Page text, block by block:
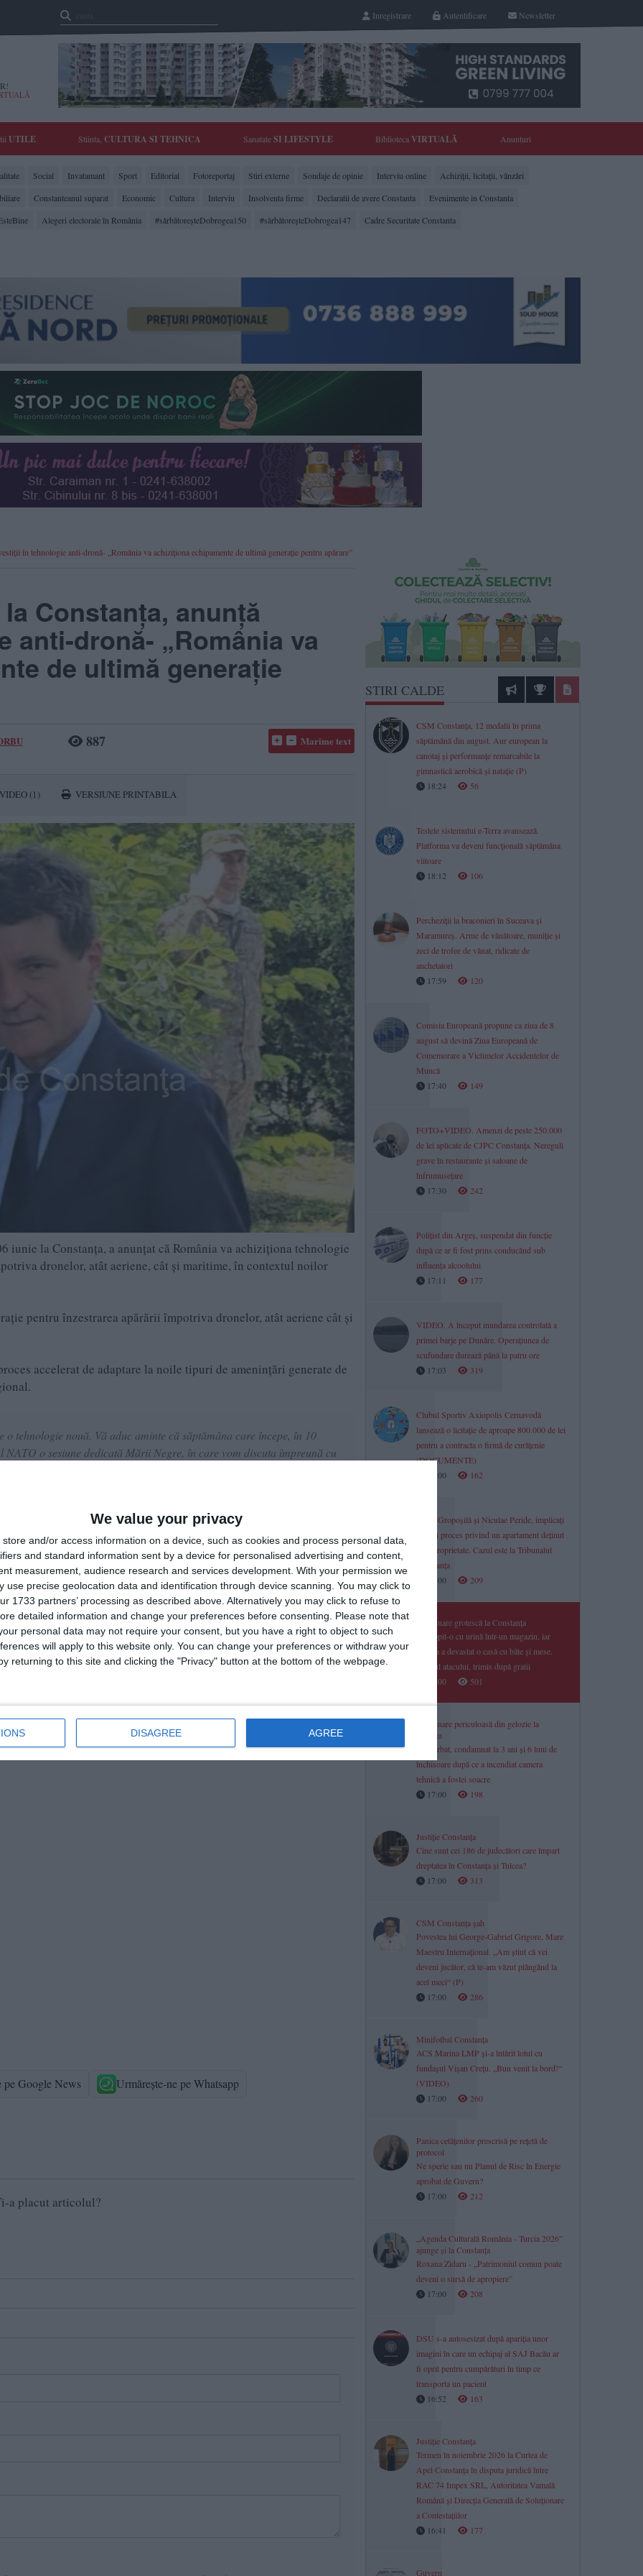
We value your privacy
store and/or access information on a device, such as cookies and process personal data,
and standard information sent by a device for personalised advertising and content,
measurement, audience research and services development. With your permission we
use precise geolocation data and identification through device scanning. You may click to
1733 partners’ processing as described above. Alternatively you may click to refuse to
detailed information and change your preferences before consenting.
Please note that
personal data may not require your consent, but you have a right to object to such
will apply to this website only. You can change your preferences or withdraw your
returning to this site and clicking the "Privacy" button at the bottom of the webpage.
DISAGREE AGREE
Newsletter
Autentificare
Inregistrare
UTILE Stiinta, CULTURA SI TEHNICA SanatateSI LIFESTYLE BibliotecaVIRTUALĂ Anunturi
Social Invatamant Sport Editorial Fotoreportaj Stiri externe Sondaje de opinie Interviu online
Achiziții, licitații, vânzări
Constanteanul suparat Economic Cultura Interviu Insolventa firme Declaratii de avere Constanta
Evenimente in Constanta
Alegeri electorale în România #sărbătoreşteDobrogea150 #sărbătoreşteDobrogea147 Cadre Securitate Constanta
în tehnologie anti-dronă- „România va achiziționa echipamente de ultimă generație pentru apărare”
Constanța, anunță
dronă- „România va
de ultimă generație
887 Marime text
VIDEO (1) VERSIUNE PRINTABILA
iunie la Constanța, a anunțat că România va achiziționa tehnologie
dronelor, atât aeriene, cât și maritime, în contextul noilor
pentru înzestrarea apărării împotriva dronelor, atât aeriene cât și
accelerat de adaptare la noile tipuri de amenințări generate de
o tehnologie nouă. Vă aduc aminte că săptămâna care începe, în 10
o sesiune dedicată Mării Negre, în care vom discuta împreună cu
acestea noi la nivelul Mării Negre, dar şi ameninţările care
NATO cu participarea Turciei, Bulgariei şi României, iar acest centru
rotaţională şi în mod rotaţional va funcţiona în România, la Constanţa.
România nu este singura ţară care a avut evenimente de tipul acesta şi
Marea Neagră pentru care vizăm o finanţare din cadrul financiar
a defini cadrul juridic, însă el este prezent deja într-o strategie a
pe Google News Urmărește-ne pe Whatsapp
a placut articolul?
STIRI CALDE
CSM Constanța, 12 medalii în prima
săptămână din august. Aur european la
canotaj și performanțe remarcabile la
gimnastică aerobică și natație (P)
18:24
56
Testele sistemului e-Terra avansează.
Platforma va deveni funcțională săptămâna
viitoare
18:12
106
Percheziții la braconieri în Suceava și
Maramureș. Arme de vânătoare, muniție și
zeci de trofee de vânat, ridicate de
anchetatori
17:59
120
Comisia Europeană propune ca ziua de 8
august să devină Ziua Europeană de
Comemorare a Victimelor Accidentelor de
Muncă
17:40
149
FOTO+VIDEO. Amenzi de peste 250.000
de lei aplicate de CJPC Constanța. Nereguli
grave în restaurante și saloane de
înfrumusețare
17:30
242
Polițist din Argeș, suspendat din funcție
după ce ar fi fost prins conducând sub
influența alcoolului
17:11
177
VIDEO. A început inundarea controlată a
primei barje pe Dunăre. Operațiunea de
scufundare durează până la patru ore
17:03
319
Clubul Sportiv Axiopolis Cernavodă
lansează o licitație de aproape 800.000 de lei
pentru a contracta o firmă de curățenie
(DOCUMENTE)
17:00
162
Iulian Gropoșilă și Niculae Peride, implicați
într-un proces privind un apartament deținut
în coproprietate. Cazul este la Tribunalul
Constanța
17:00
209
Răzbunare grotescă la Constanța
A stropit-o cu urină într-un magazin, iar
familia a devastat o casă cu bâte și mese.
Liderul atacului, trimis după gratii
17:00
501
Răzbunare periculoasă din gelozie la
Limanu
Un bărbat, condamnat la 3 ani și 6 luni de
închisoare după ce a incendiat camera
tehnică a fostei soacre
17:00
198
Justiție Constanța
Cine sunt cei 186 de judecători care împart
dreptatea în Constanța și Tulcea?
17:00
313
CSM Constanța șah
Povestea lui George-Gabriel Grigore, Mare
Maestru Internațional. „Am știut că vei
deveni jucător, că te-am văzut plângând la
acel meci“ (P)
17:00
286
Minifotbal Constanța
ACS Marina LMP și-a întărit lotul cu
fundașul Vișan Crețu. „Bun venit la bord!“
(VIDEO)
17:00
260
Panica cetățenilor prescrisă pe rețetă de
protocol
Ne sperie sau nu Planul de Risc în Energie
aprobat de Guvern?
17:00
212
„Agenda Culturală România - Turcia 2026”
ajunge și la Constanța
Roxana Zidaru - „Patrimoniul comun poate
deveni o sursă de apropiere”
17:00
208
DSU s-a autosesizat după apariția unor
imagini în care un echipaj al SAJ Bacău ar
fi oprit pentru cumpărături în timp ce
transporta un pacient
16:52
163
Justiție Constanța
Termen în noiembrie 2026 la Curtea de
Apel Constanța în disputa juridică între
RAC 74 Impex SRL, Autoritatea Vamală
Română și Direcția Generală de Soluționare
a Contestațiilor
16:41
177
Guvern